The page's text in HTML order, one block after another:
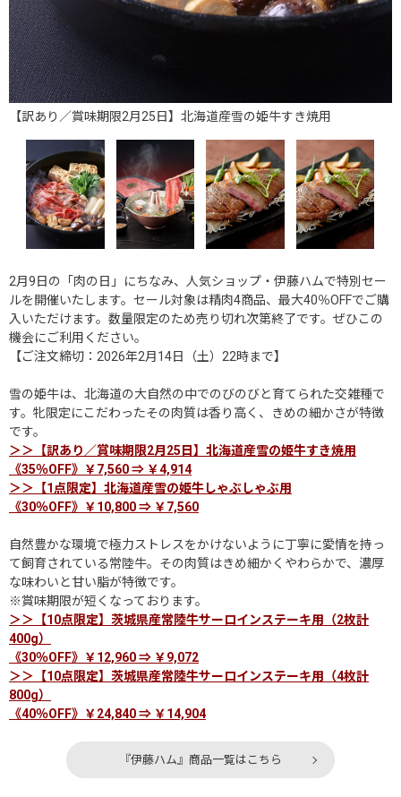
【訳あり／賞味期限2月25日】北海道産雪の姫牛すき焼用
2月9日の「肉の日」にちなみ、人気ショップ・伊藤ハムで特別セー
ルを開催いたします。セール対象は精肉4商品、最大40％OFFでご購
入いただけます。数量限定のため売り切れ次第終了です。ぜひこの
機会にご利用ください。
【ご注文締切：2026年2月14日（土）22時まで】
雪の姫牛は、北海道の大自然の中でのびのびと育てられた交雑種で
す。牝限定にこだわったその肉質は香り高く、きめの細かさが特徴
です。
＞＞【訳あり／賞味期限2月25日】北海道産雪の姫牛すき焼用
《35％OFF》￥7,560 ⇒ ￥4,914
＞＞【1点限定】北海道産雪の姫牛しゃぶしゃぶ用
《30％OFF》￥10,800 ⇒ ￥7,560
自然豊かな環境で極力ストレスをかけないように丁寧に愛情を持っ
て飼育されている常陸牛。その肉質はきめ細かくやわらかで、濃厚
な味わいと甘い脂が特徴です。
※賞味期限が短くなっております。
＞＞【10点限定】茨城県産常陸牛サーロインステーキ用（2枚計
400g）
《30％OFF》￥12,960 ⇒ ￥9,072
＞＞【10点限定】茨城県産常陸牛サーロインステーキ用（4枚計
800g）
《40％OFF》￥24,840 ⇒ ￥14,904
『伊藤ハム』商品一覧はこちら